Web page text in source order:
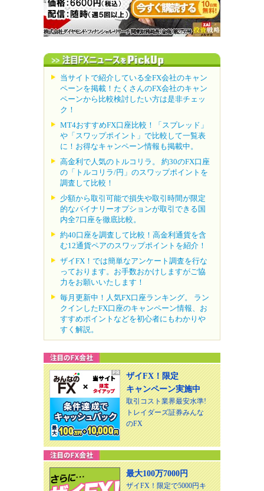
当サイトで紹介している全FX会社のキャン
ペーンを掲載！たくさんのFX会社のキャン
ペーンから比較検討したい方は是非チェッ
ク！
MT4おすすめFX口座比較！「スプレッド」
や「スワップポイント」で比較して一覧表
に！お得なキャンペーン情報も掲載中。
高金利で人気のトルコリラ。 約30のFX口座
の「トルコリラ/円」のスワップポイントを
調査して比較！
少額から取引可能で損失や取引時間が限定
的なバイナリーオプションが取引できる国
内全7口座を徹底比較。
約40口座を調査して比較！高金利通貨を含
む12通貨ペアのスワップポイントを紹介！
ザイFX！では簡単なアンケート調査を行な
っております。お手数おかけしますがご協
力をお願いいたします！
毎月更新中！人気FX口座ランキング。 ラン
クインしたFX口座のキャンペーン情報、お
すすめポイントなどを初心者にもわかりや
すく解説。
ザイFX！限定
キャンペーン実施中
取引コスト業界最安水準!
トレイダーズ証券みんな
のFX
最大100万7000円
ザイFX！限定で5000円キ